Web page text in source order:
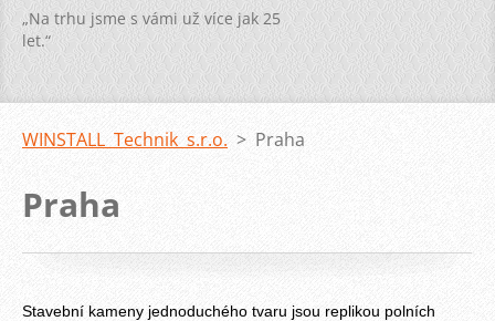
„Na trhu jsme s vámi už více jak 25
let.“
WINSTALL Technik s.r.o. > Praha
Praha
Stavební kameny jednoduchého tvaru jsou replikou polních